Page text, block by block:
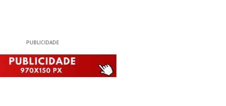
PUBLICIDADE